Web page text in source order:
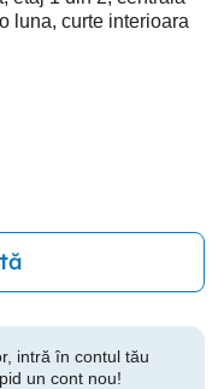
luna, curte interioara
intră în contul tău
un cont nou!